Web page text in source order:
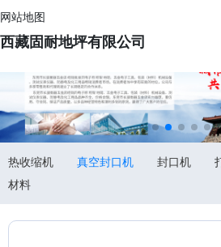
网站地图
西藏固耐地坪有限公司
热收缩机 真空封口机 封口机
材料